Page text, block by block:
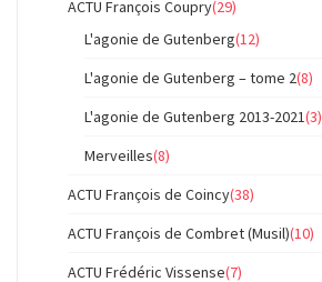
ACTU François Coupry(29)
L'agonie de Gutenberg(12)
L'agonie de Gutenberg – tome 2(8)
L'agonie de Gutenberg 2013-2021(3)
Merveilles(8)
ACTU François de Coincy(38)
ACTU François de Combret (Musil)(10)
ACTU Frédéric Vissense(7)